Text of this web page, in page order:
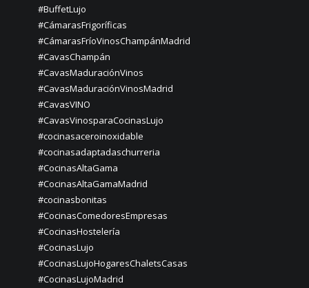
#BuffetLujo
#CámarasFrigoríficas
#CámarasFríoVinosChampánMadrid
#CavasChampán
#CavasMaduraciónVinos
#CavasMaduraciónVinosMadrid
#CavasVINO
#CavasVinosparaCocinasLujo
#cocinasaceroinoxidable
#cocinasadaptadaschurreria
#CocinasAltaGama
#CocinasAltaGamaMadrid
#cocinasbonitas
#CocinasComedoresEmpresas
#CocinasHostelería
#CocinasLujo
#CocinasLujoHogaresChaletsCasas
#CocinasLujoMadrid